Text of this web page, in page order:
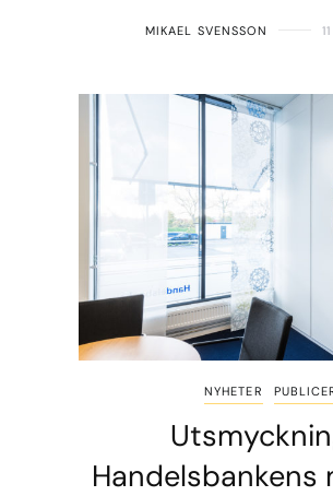
MIKAEL SVENSSON
NYHETER
Handelsbankens